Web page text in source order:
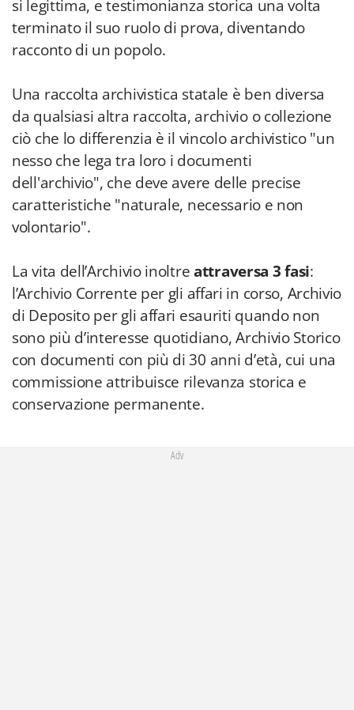
si legittima, e testimonianza storica una volta
terminato il suo ruolo di prova, diventando
racconto di un popolo.
Una raccolta archivistica statale è ben diversa
da qualsiasi altra raccolta, archivio o collezione
ciò che lo differenzia è il vincolo archivistico "un
nesso che lega tra loro i documenti
dell'archivio", che deve avere delle precise
caratteristiche "naturale, necessario e non
volontario".
La vita dell’Archivio inoltreattraversa 3 fasi:
l’Archivio Corrente per gli affari in corso, Archivio
di Deposito per gli affari esauriti quando non
sono più d’interesse quotidiano, Archivio Storico
con documenti con più di 30 anni d’età, cui una
commissione attribuisce rilevanza storica e
conservazione permanente.
Adv